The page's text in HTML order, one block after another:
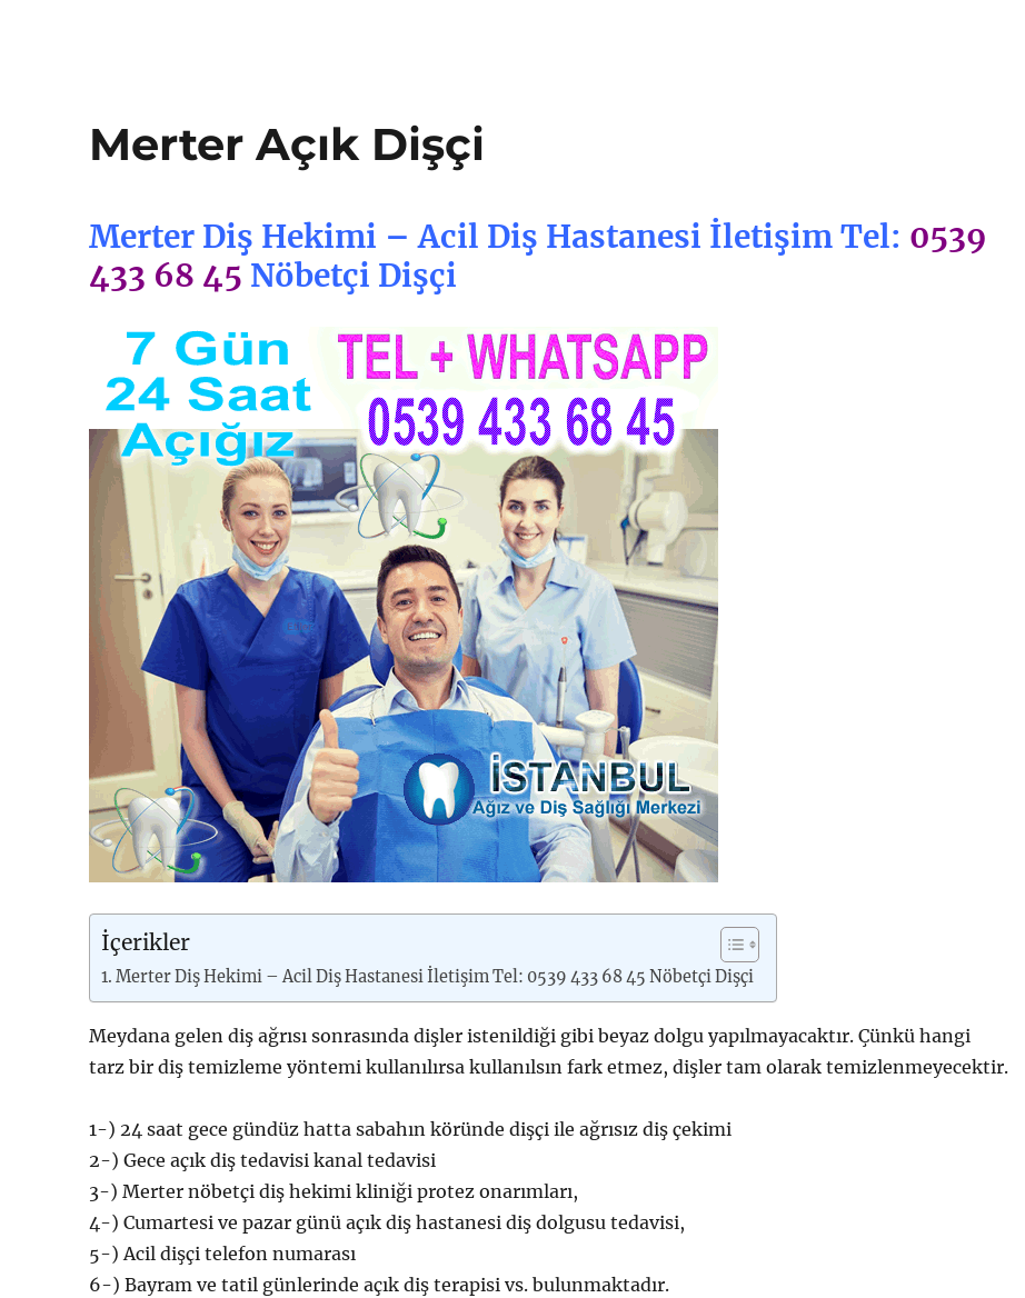
Merter Açık Dişçi
Merter Diş Hekimi – Acil Diş Hastanesi İletişim Tel: 0539
433 68 45 Nöbetçi Dişçi
İçerikler
Merter Diş Hekimi – Acil Diş Hastanesi İletişim Tel: 0539 433 68 45 Nöbetçi Dişçi
Meydana gelen diş ağrısı sonrasında dişler istenildiği gibi beyaz dolgu yapılmayacaktır. Çünkü hangi
tarz bir diş temizleme yöntemi kullanılırsa kullanılsın fark etmez, dişler tam olarak temizlenmeyecektir.
1-) 24 saat gece gündüz hatta sabahın köründe dişçi ile ağrısız diş çekimi
2-) Gece açık diş tedavisi kanal tedavisi
3-) Merter nöbetçi diş hekimi kliniği protez onarımları,
4-) Cumartesi ve pazar günü açık diş hastanesi diş dolgusu tedavisi,
5-) Acil dişçi telefon numarası
6-) Bayram ve tatil günlerinde açık diş terapisi vs. bulunmaktadır.